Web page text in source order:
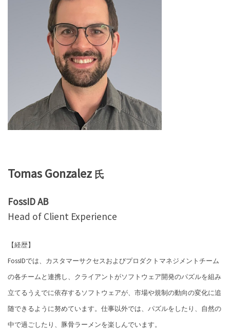
Tomas Gonzalez 氏
FossID AB
Head of Client Experience
【経歴】
FossIDでは、カスタマーサクセスおよびプロダクトマネジメントチーム
の各チームと連携し、クライアントがソフトウェア開発のパズルを組み
立てるうえでに依存するソフトウェアが、市場や規制の動向の変化に追
随できるように努めています。仕事以外では、パズルをしたり、自然の
中で過ごしたり、豚骨ラーメンを楽しんでいます。